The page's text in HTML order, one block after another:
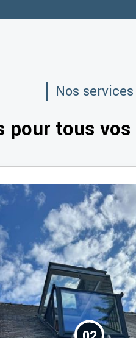
Nos services
pour tous